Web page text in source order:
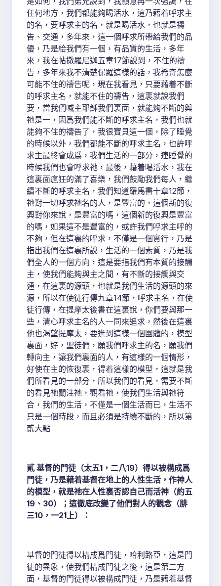
任何地方，我們都能夠喝活水，這乃藉着呼求主
的名，要呼求主的名，就是喝活水，也就是禱
告、交通，多年來，這一個呼求所帶給我們的品
優，乃是給我們有一個，有品質的生活，多年
來，我在帖撒羅尼迦五章17節說到，不住的禱
告，多年來我不清楚保羅這樣的話，我希奇怎麼
可能不住的禱告呢，現在我看見，只要藉着不斷
的呼求主名，就能不住的禱告，這裏就說我們
要，當我們喊主耶穌我們裏面，就能夠不斷的與
祂是一，因爲我們能不斷的呼求主名，我們也就
能夠不住的禱告了，我很寶貝這一個，除了睡覺
的時候以外，我們都能不斷的呼求主名，也許呼
求主最終會成爲，我們生活的一部分，連睡覺的
時候我們也會呼求祂，最後，藉着喝活水，我在
這裏面瘋狂的滿了喜樂，我們鼓勵我們每人，繼
續不斷的呼求主名，我們知道羅馬書十章12節，
祂對一切呼求祂名的人，是豐富的，這個新的復
興對你來說，是豐富的嗎，這個新的復興是豐富
的嗎，如果這不是豐富的，或許我們呼求主呼的
不夠，但在這裏的呼求，不僅是一個實行，乃是
指出我們在這裏所說，生活的一個素質，乃是我
們全人的一個方向，這是要指我們有本質的接觸
主，使我們能夠與主之間，有不斷的接觸與交
通，在這裏的源頭，也就是我們生活的源頭的來
源，所以在使徒行傳九章14節，呼求主名，在使
徒行傳，在提摩太後書在這裏說，你們要與那一
些，清心呼求主名的人一同來追求，然後在這裏
他也渴望提摩太，要進到這樣一個團體的，模型
裏面，好，聖徒們，願我們呼求主的名，願我們
轉向主，讓我們裏面的人，有這樣的一個情形，
好使在主的恢復裏，得着這樣的模型，這就是我
們所看見的一部分，所以我們的看見，需要不斷
的看見祂關注祂，觀看祂，使我們生活與祂符
合，我們的生活，不僅是一個生活而已，生活不
只是一個時段，而且必須是持續不斷的，所以第
貳大點
貳 基督的門徒（太五1，二八19）得以被構成爲
門徒，乃是藉着基督在地上的人性生活，作神人
的模型，就是祂在人性裏否認自己而活神（約五
19、30）；這徹底改變了他們對人的觀念（腓
三10，一21上）：
基督的門徒得以構成爲門徒，哈利路亞，這是門
徒的異象，使我們構成門徒之後，這是第二方
面，基督的門徒得以被構成門徒，乃是藉着基督